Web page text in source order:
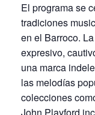
El programa se
tradiciones
en el Barroco.
expresivo,
una marca
las melodías
colecciones